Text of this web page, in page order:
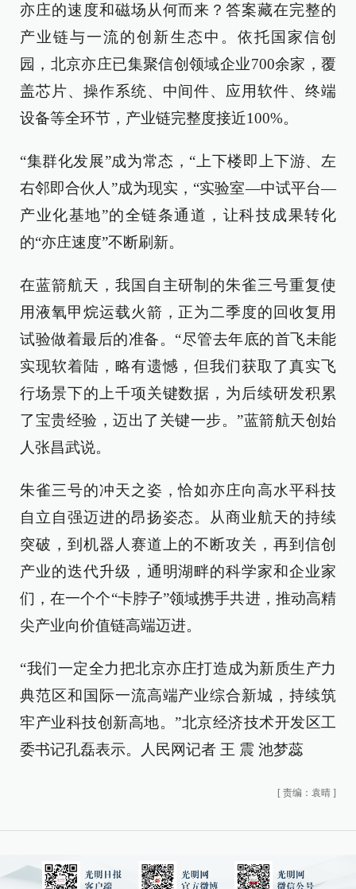
亦庄的速度和磁场从何而来？答案藏在完整的
产业链与一流的创新生态中。依托国家信创
园，北京亦庄已集聚信创领域企业700余家，覆
盖芯片、操作系统、中间件、应用软件、终端
设备等全环节，产业链完整度接近100%。
“集群化发展”成为常态，“上下楼即上下游、左
右邻即合伙人”成为现实，“实验室—中试平台—
产业化基地”的全链条通道，让科技成果转化
的“亦庄速度”不断刷新。
在蓝箭航天，我国自主研制的朱雀三号重复使
用液氧甲烷运载火箭，正为二季度的回收复用
试验做着最后的准备。“尽管去年底的首飞未能
实现软着陆，略有遗憾，但我们获取了真实飞
行场景下的上千项关键数据，为后续研发积累
了宝贵经验，迈出了关键一步。”蓝箭航天创始
人张昌武说。
朱雀三号的冲天之姿，恰如亦庄向高水平科技
自立自强迈进的昂扬姿态。从商业航天的持续
突破，到机器人赛道上的不断攻关，再到信创
产业的迭代升级，通明湖畔的科学家和企业家
们，在一个个“卡脖子”领域携手共进，推动高精
尖产业向价值链高端迈进。
“我们一定全力把北京亦庄打造成为新质生产力
典范区和国际一流高端产业综合新城，持续筑
牢产业科技创新高地。”北京经济技术开发区工
委书记孔磊表示。人民网记者 王 震 池梦蕊
[ 责编：袁晴 ]